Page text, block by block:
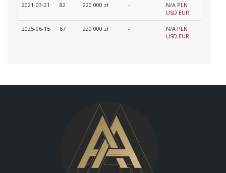
2021-03-21 82 220 000 zł - N/A PLN
USD EUR
2025-06-15 67 220 000 zł - N/A PLN
USD EUR